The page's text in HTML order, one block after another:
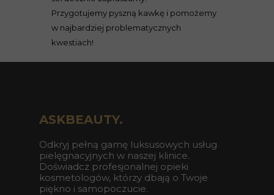
Przygotujemy pyszną kawkę i pomożemy
w najbardziej problematycznych
kwestiach!
ASKBEAUTY.
Odkryj pełną gamę luksusowych usług
pielęgnacyjnych w naszej klinice.
Doświadcz profesjonalnej opieki
kosmetologów, którzy dbają o Twoje
piękno i samopoczucie.
dlugoleka@askbeauty.pl
Długołęka, Wrocławska 40